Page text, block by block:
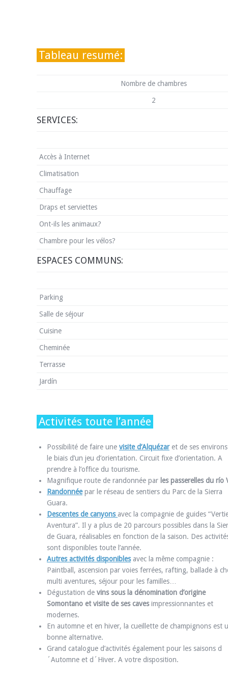
Tableau resumé:
Nombre de chambres
2
SERVICES:
Accès à Internet
Climatisation
Chauffage
Draps et serviettes
Ont-ils les animaux?
Chambre pour les vélos?
ESPACES COMMUNS:
Parking
Salle de séjour
Cuisine
Cheminée
Terrasse
Jardín
Activités toute l’année
Possibilité de faire une visite d’Alquézaret de ses
le biais d’un jeu d’orientation. Circuit fixe d’orientation. A
prendre à l’office du tourisme.
Magnifique route de randonnée par les passerelles du río
Randonnéepar le réseau de sentiers du Parc de la Sierra
Guara.
Descentes de canyons avec la compagnie de guides
Aventura”. Il y a plus de 20 parcours possibles dans la
de Guara, réalisables en fonction de la saison. Des
sont disponibles toute l’année.
Autres activités disponiblesavec la même compagnie :
Paintball, ascension par voies ferrées, rafting, ballade à
multi aventures, séjour pour les familles…
Dégustation de vins sous la dénomination d’origine
Somontano et visite de ses cavesimpressionnantes et
modernes.
En automne et en hiver, la cueillette de champignons est
bonne alternative.
Grand catalogue d’activités également pour les saisons d
´Automne et d´Hiver. A votre disposition.